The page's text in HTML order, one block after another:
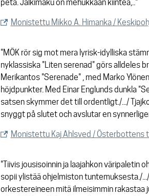
petä. Jälkimaku on mehukkaan kiinteä,.."
Monistettu Mikko A. Himanka /
"MÖK rör sig mot mera lyrisk-idylliska
nyklassiska "Liten serenad" görs alldeles
Merikantos "Serenade" , med Marko
höjdpunkter. Med Einar Englunds dunkla
satsen skymmer det till ordentligt./.../
snyggt på slutet och avslutar en
Monistettu Kaj Ahlsved / Österbottens
"Tiivis jousisoinnin ja laajahkon väripaletin
sopii ylistää ohjelmiston tuntemuksesta./
orkestereineen mitä ilmeisimmin